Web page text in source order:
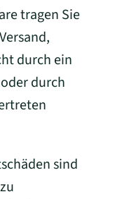
tragen Sie
durch ein
durch
sind